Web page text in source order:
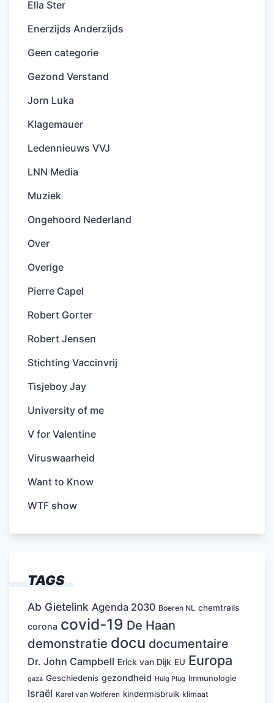
Ella Ster
Enerzijds Anderzijds
Geen categorie
Gezond Verstand
Jorn Luka
Klagemauer
Ledennieuws VVJ
LNN Media
Muziek
Ongehoord Nederland
Over
Overige
Pierre Capel
Robert Gorter
Robert Jensen
Stichting Vaccinvrij
Tisjeboy Jay
University of me
V for Valentine
Viruswaarheid
Want to Know
WTF show
TAGS
Ab Gietelink Agenda 2030 Boeren NL chemtrails
corona covid-19 De Haan
demonstratie docu documentaire
Dr. John Campbell Erick van Dijk EU Europa
gaza Geschiedenis gezondheid Huig Plug Immunologie
Israël Karel van Wolferen kindermisbruik klimaat